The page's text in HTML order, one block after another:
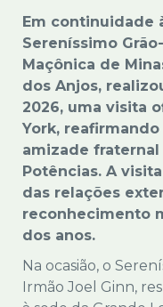
Em continuidade
Sereníssimo
Maçônica de
dos Anjos,
2026, uma visita
York,
amizade
Potências. A
das relações
reconhecimento
dos anos.
Na ocasião, o
Irmão Joel Ginn,